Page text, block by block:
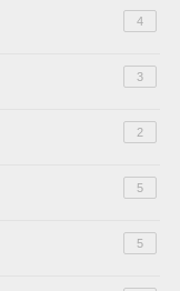
4
3
2
5
5